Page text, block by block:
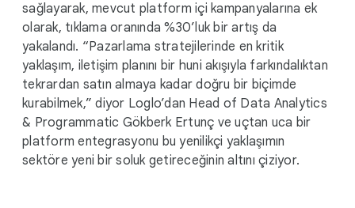
sağlayarak, mevcut platform içi kampanyalarına ek
olarak, tıklama oranında %30’luk bir artış da
yakalandı. “Pazarlama stratejilerinde en kritik
yaklaşım, iletişim planını bir huni akışıyla farkındalıktan
tekrardan satın almaya kadar doğru bir biçimde
kurabilmek,” diyor Loglo’dan Head of Data Analytics
& Programmatic Gökberk Ertunç ve uçtan uca bir
platform entegrasyonu bu yenilikçi yaklaşımın
sektöre yeni bir soluk getireceğinin altını çiziyor.